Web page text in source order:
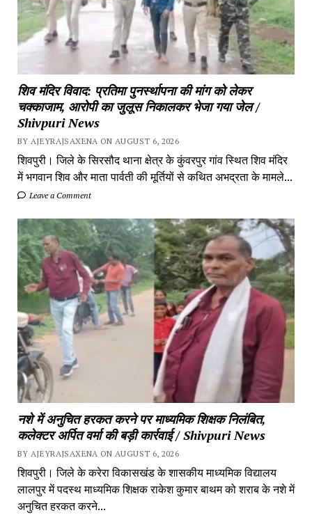
शिव मंदिर विवाद: प्रतिमा पुनर्स्थापना की मांग को लेकर
चक्काजाम, आरोपी का जुलूस निकालकर भेजा गया जेल /
Shivpuri News
BY AJEYRAJSAXENA ON AUGUST 6, 2026
शिवपुरी। जिले के सिरसौद थाना क्षेत्र के कुंवरपुर गांव स्थित शिव मंदिर
में भगवान शिव और माता पार्वती की मूर्तियों से कथित अभद्रता के मामले...
Leave a Comment
नशे में अनुचित हरकत करने पर माध्यमिक शिक्षक निलंबित,
कलेक्टर अर्पित वर्मा की बड़ी कार्रवाई / Shivpuri News
BY AJEYRAJSAXENA ON AUGUST 6, 2026
शिवपुरी। जिले के करेरा विकासखंड के शासकीय माध्यमिक विद्यालय
लालपुर में पदस्थ माध्यमिक शिक्षक राकेश कुमार बाथम को शराब के नशे में
अनुचित हरकत करने...